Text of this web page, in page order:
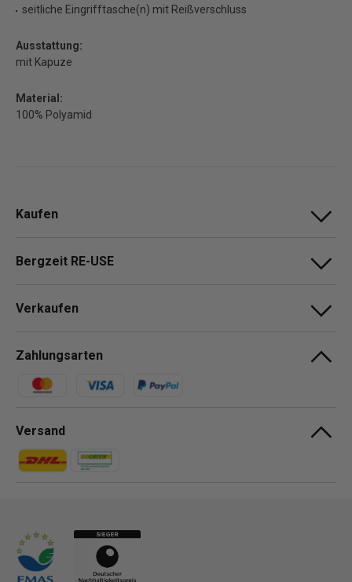
seitliche Eingrifftasche(n) mit Reißverschluss
Ausstattung:
mit Kapuze
Material:
100% Polyamid
Kaufen
Bergzeit RE-USE
Verkaufen
Zahlungsarten
Zahlungsmethoden
Versand
Zahlungsmethoden
Zahlungsmethoden